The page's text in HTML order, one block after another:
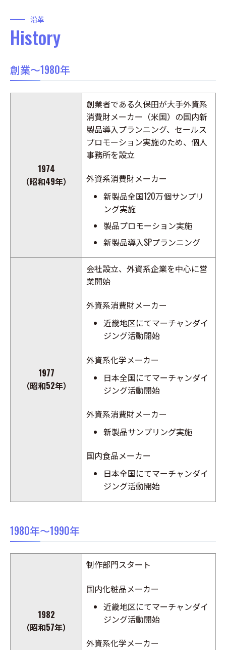
History
沿革
創業～1980年
1974
（昭和49年）
創業者である久保田が大手外資系
消費財メーカー（米国）の国内新
製品導入プランニング、セールス
プロモーション実施のため、個人
事務所を設立
外資系消費財メーカー
新製品全国120万個サンプリ
ング実施
製品プロモーション実施
新製品導入SPプランニング
1977
（昭和52年）
会社設立、外資系企業を中心に営
業開始
外資系消費財メーカー
近畿地区にてマーチャンダイ
ジング活動開始
外資系化学メーカー
日本全国にてマーチャンダイ
ジング活動開始
外資系消費財メーカー
新製品サンプリング実施
国内食品メーカー
日本全国にてマーチャンダイ
ジング活動開始
1980年～1990年
1982
（昭和57年）
制作部門スタート
国内化粧品メーカー
近畿地区にてマーチャンダイ
ジング活動開始
外資系化学メーカー